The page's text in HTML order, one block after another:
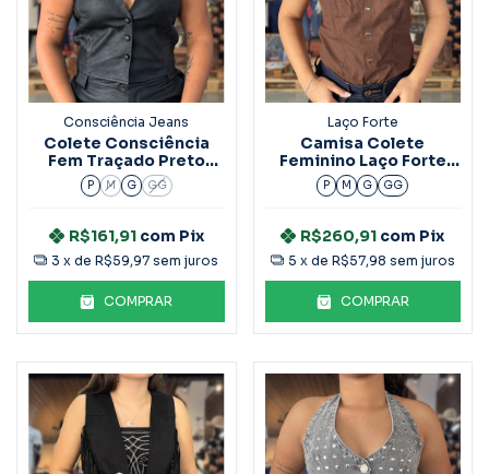
Consciência Jeans
Colete Consciência
Fem Traçado Preto
90605
P M G GG
R$161,91 com Pix
3 x deR$59,97 sem juros
COMPRAR
Laço Forte
Camisa Colete
Feminino Laço Forte
M.C Liberty 1831
P M G GG
R$260,91 com Pix
5 x de R$57,98 sem juros
COMPRAR